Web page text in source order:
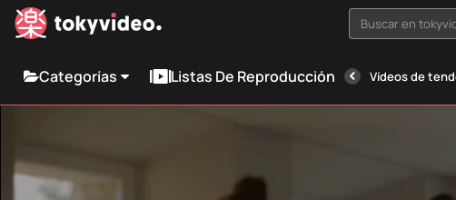
Buscar en
Categorías Listas De Reproducción Vídeos de